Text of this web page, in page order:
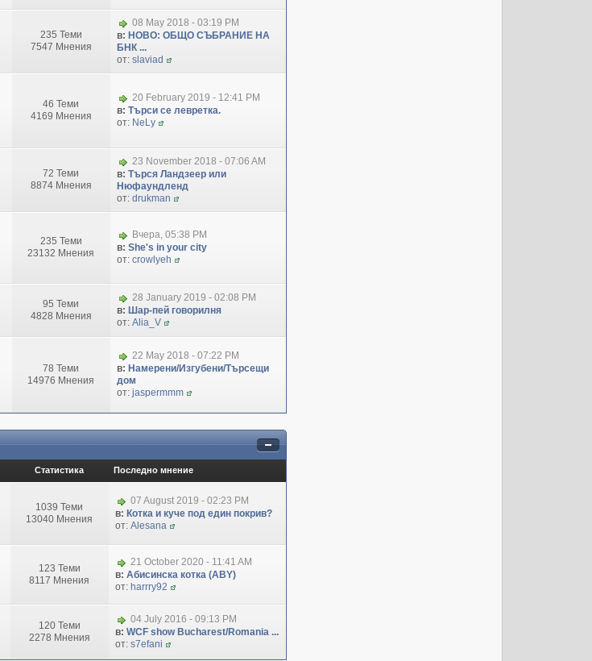
235 Теми
7547 Мнения
08 May 2018 - 03:19 PM
в: НОВО: ОБЩО СЪБРАНИЕ НА
БНК ...
от: slaviad
46 Теми
4169 Мнения
20 February 2019 - 12:41 PM
в: Търси се левретка.
от: NeLy
72 Теми
8874 Мнения
23 November 2018 - 07:06 AM
в: Търся Ландзеер или
Нюфаундленд
от: drukman
235 Теми
23132 Мнения
Вчера, 05:38 PM
в: She's in your city
от: crowlyeh
95 Теми
4828 Мнения
28 January 2019 - 02:08 PM
в: Шар-пей говорилня
от: Alia_V
78 Теми
14976 Мнения
22 May 2018 - 07:22 PM
в: Намерени/Изгубени/Търсещи
дом
от: jaspermmm
Статистика Последно мнение
1039 Теми
13040 Мнения
07 August 2019 - 02:23 PM
в: Котка и куче под един покрив?
от: Alesana
123 Теми
8117 Мнения
21 October 2020 - 11:41 AM
в: Абисинска котка (ABY)
от: harrry92
120 Теми
2278 Мнения
04 July 2016 - 09:13 PM
в: WCF show Bucharest/Romania ...
от: s7efani